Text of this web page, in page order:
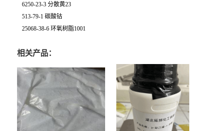
6250-23-3 分散黄23
513-79-1 碳酸钴
25068-38-6 环氧树脂1001
相关产品：